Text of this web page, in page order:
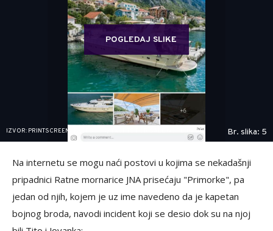
POGLEDAJ SLIKE
IZVOR: PRINTSCREEN/ FACEBOOK/YACHTS FOR SALE WORLDWIDE Br. slika: 5
Na internetu se mogu naći postovi u kojima se nekadašnji
pripadnici Ratne mornarice JNA prisećaju "Primorke", pa
jedan od njih, kojem je uz ime navedeno da je kapetan
bojnog broda, navodi incident koji se desio dok su na njoj